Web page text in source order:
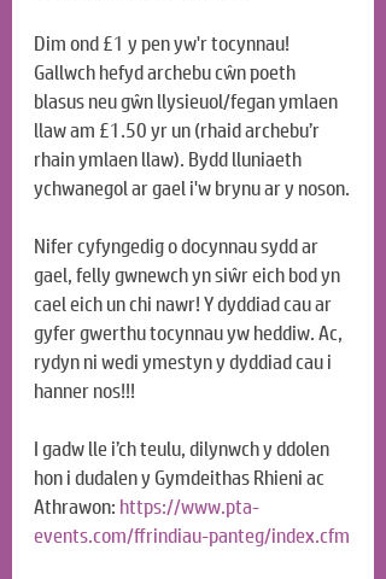
Dim ond £1 y pen yw'r tocynnau!
Gallwch hefyd archebu cŵn poeth
blasus neu gŵn llysieuol/fegan ymlaen
llaw am £1.50 yr un (rhaid archebu’r
rhain ymlaen llaw). Bydd lluniaeth
ychwanegol ar gael i'w brynu ar y noson.
Nifer cyfyngedig o docynnau sydd ar
gael, felly gwnewch yn siŵr eich bod yn
cael eich un chi nawr! Y dyddiad cau ar
gyfer gwerthu tocynnau yw heddiw. Ac,
rydyn ni wedi ymestyn y dyddiad cau i
hanner nos!!!
I gadw lle i’ch teulu, dilynwch y ddolen
hon i dudalen y Gymdeithas Rhieni ac
Athrawon: https://www.pta-
events.com/ffrindiau-panteg/index.cfm